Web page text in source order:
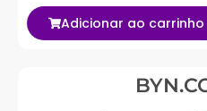
Adicionar ao carrinho